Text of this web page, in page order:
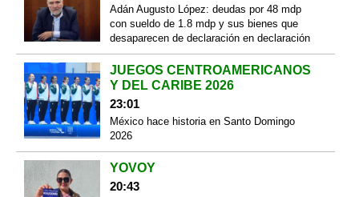
Adán Augusto López: deudas por 48 mdp
con sueldo de 1.8 mdp y sus bienes que
desaparecen de declaración en declaración
JUEGOS CENTROAMERICANOS
Y DEL CARIBE 2026
23:01
México hace historia en Santo Domingo
2026
YOVOY
20:43